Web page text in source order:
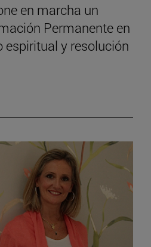
en marcha un
Permanente en
y resolución